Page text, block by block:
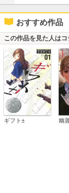
おすすめ作品
この作品を見た人は
ギフト± 幽